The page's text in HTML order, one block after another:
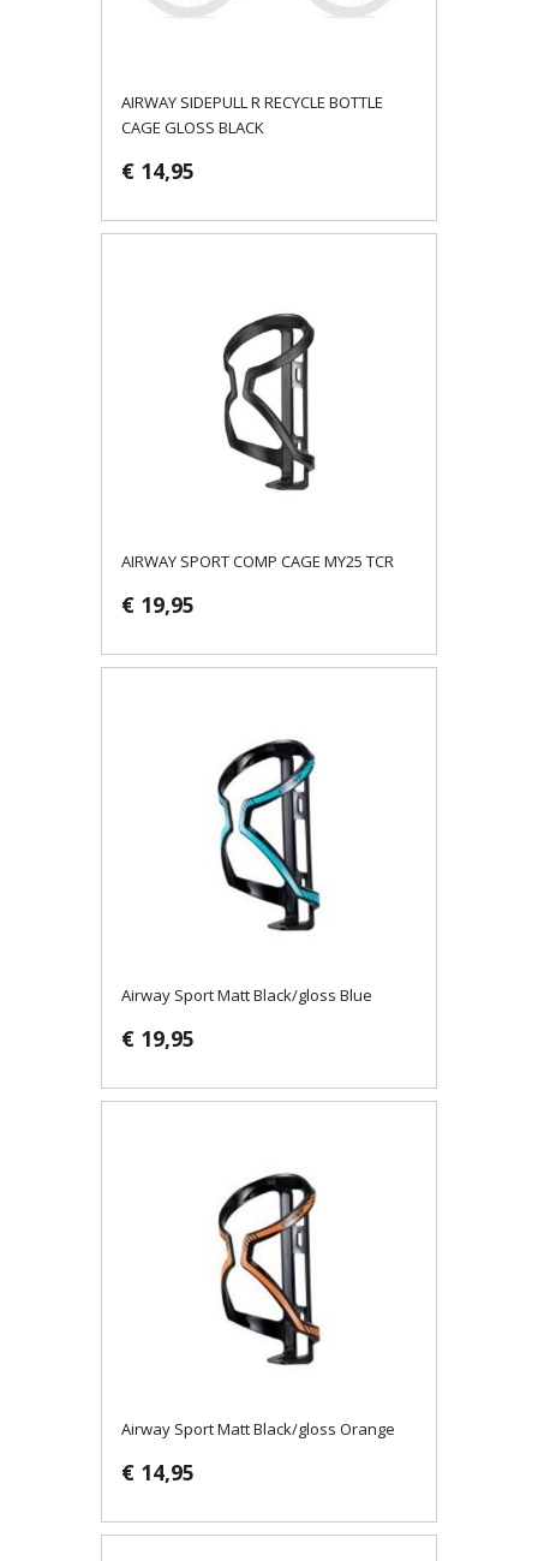
AIRWAY SIDEPULL R RECYCLE BOTTLE
CAGE GLOSS BLACK
€ 14,95
AIRWAY SPORT COMP CAGE MY25 TCR
€ 19,95
Airway Sport Matt Black/gloss Blue
€ 19,95
Airway Sport Matt Black/gloss Orange
€ 14,95